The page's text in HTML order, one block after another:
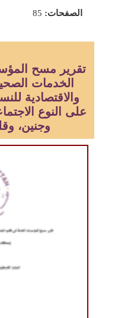
الصفحات:
تقرير مسح
الخدمات
والاقتصادية
على النوع
وجنين،